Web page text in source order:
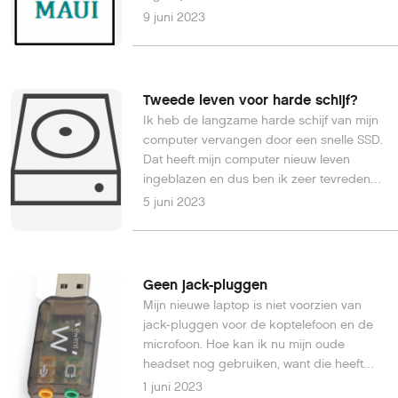
9 juni 2023
Tweede leven voor harde schijf?
Ik heb de langzame harde schijf van mijn
computer vervangen door een snelle SSD.
Dat heeft mijn computer nieuw leven
ingeblazen en dus ben ik zeer tevreden
over deze exercitie. Maar wat ga ik doen
5 juni 2023
Geen jack-pluggen
Mijn nieuwe laptop is niet voorzien van
jack-pluggen voor de koptelefoon en de
microfoon. Hoe kan ik nu mijn oude
headset nog gebruiken, want die heeft
jack-pluggen?Hans van het W.
1 juni 2023